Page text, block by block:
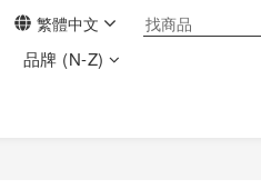
繁體中文
品牌 (N-Z)